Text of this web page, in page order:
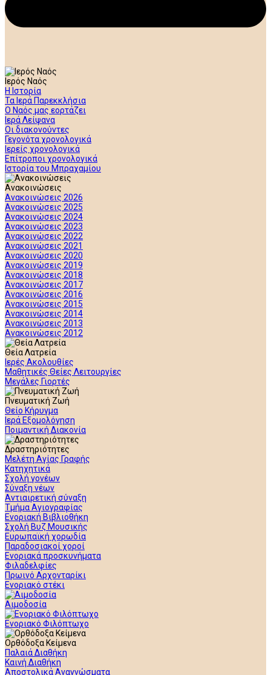
Ιερός Ναός
Η Ιστορία
Τα Ιερά Παρεκκλήσια
Ο Ναός μας εορτάζει
Ιερά Λείψανα
Οι διακονούντες
Γεγονότα χρονολογικά
Ιερείς χρονολογικά
Επίτροποι χρονολογικά
Ιστορία του Μπραχαμίου
Ανακοινώσεις
Ανακοινώσεις 2026
Ανακοινώσεις 2025
Ανακοινώσεις 2024
Ανακοινώσεις 2023
Ανακοινώσεις 2022
Ανακοινώσεις 2021
Ανακοινώσεις 2020
Ανακοινώσεις 2019
Ανακοινώσεις 2018
Ανακοινώσεις 2017
Ανακοινώσεις 2016
Ανακοινώσεις 2015
Ανακοινώσεις 2014
Ανακοινώσεις 2013
Ανακοινώσεις 2012
Θεία Λατρεία
Ιερές Ακολουθίες
Μαθητικές Θείες Λειτουργίες
Μεγάλες Γιορτές
Πνευματική Ζωή
Θείο Κήρυγμα
Ιερά Εξομολόγηση
Ποιμαντική Διακονία
Δραστηριότητες
Μελέτη Αγίας Γραφής
Κατηχητικά
Σχολή γονέων
Σύναξη νέων
Αντιαιρετική σύναξη
Τμήμα Αγιογραφίας
Ενοριακή Βιβλιοθήκη
Σχολή Βυζ Μουσικής
Ευρωπαϊκή χορωδία
Παραδοσιακοί χοροί
Ενοριακά προσκυνήματα
Φιλαδελφίες
Πρωινό Αρχονταρίκι
Ενοριακό στέκι
Αιμοδοσία
Ενοριακό Φιλόπτωχο
Ορθόδοξα Κείμενα
Παλαιά Διαθήκη
Καινή Διαθήκη
Αποστολικά Αναγνώσματα